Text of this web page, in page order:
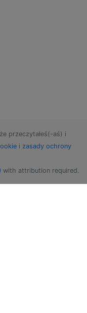
przeczytałeś(-aś) i
i zasady ochrony
with attribution required.